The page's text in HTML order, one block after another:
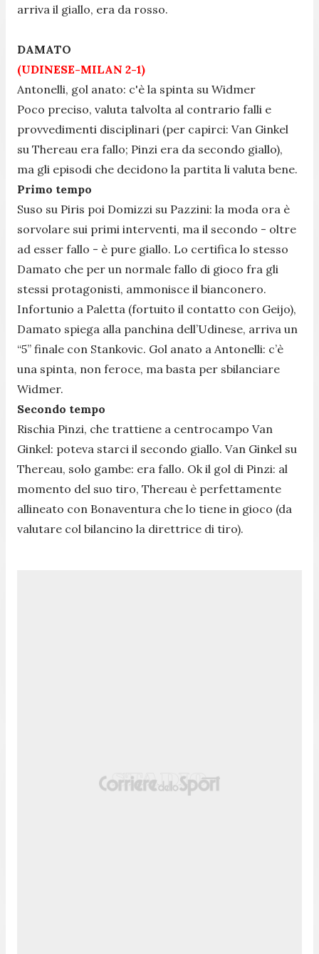
arriva il giallo, era da rosso.
DAMATO
(UDINESE-MILAN 2-1)
Antonelli, gol anato: c'è la spinta su Widmer
Poco preciso, valuta talvolta al contrario falli e
provvedimenti disciplinari (per capirci: Van Ginkel
su Thereau era fallo; Pinzi era da secondo giallo),
ma gli episodi che decidono la partita li valuta bene.
Primo tempo
Suso su Piris poi Domizzi su Pazzini: la moda ora è
sorvolare sui primi interventi, ma il secondo - oltre
ad esser fallo - è pure giallo. Lo certifica lo stesso
Damato che per un normale fallo di gioco fra gli
stessi protagonisti, ammonisce il bianconero.
Infortunio a Paletta (fortuito il contatto con Geijo),
Damato spiega alla panchina dell’Udinese, arriva un
“5” finale con Stankovic. Gol anato a Antonelli: c’è
una spinta, non feroce, ma basta per sbilanciare
Widmer.
Secondo tempo
Rischia Pinzi, che trattiene a centrocampo Van
Ginkel: poteva starci il secondo giallo. Van Ginkel su
Thereau, solo gambe: era fallo. Ok il gol di Pinzi: al
momento del suo tiro, Thereau è perfettamente
allineato con Bonaventura che lo tiene in gioco (da
valutare col bilancino la direttrice di tiro).